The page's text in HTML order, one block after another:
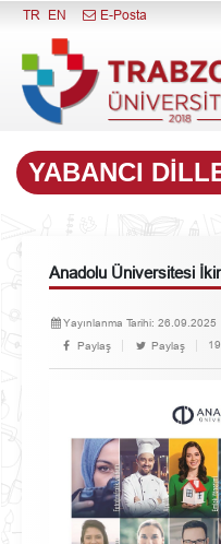
Menüyü Kapat
TR EN E-Posta
YABANCI
Anadolu Üniversitesi
Yayınlanma Tarihi: 26.09.2025
Paylaş
Paylaş